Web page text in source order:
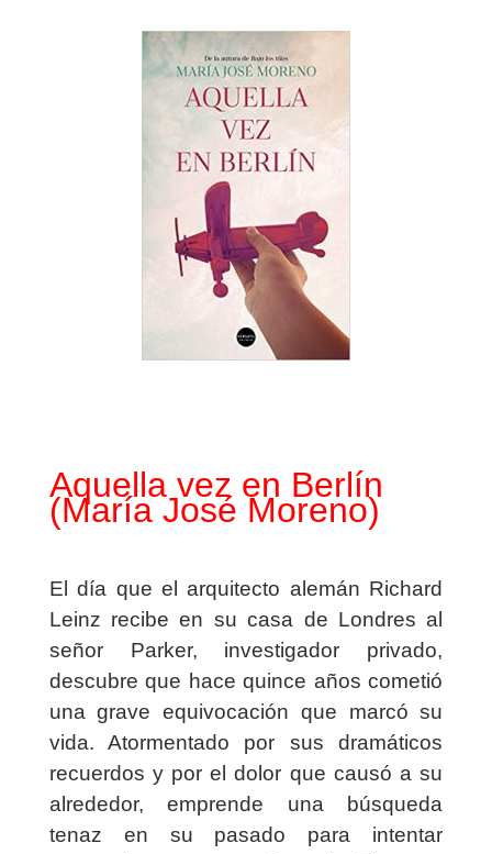
Aquella vez en Berlín
(María José Moreno)
El día que el arquitecto alemán Richard
Leinz recibe en su casa de Londres al
señor Parker, investigador privado,
descubre que hace quince años cometió
una grave equivocación que marcó su
vida. Atormentado por sus dramáticos
recuerdos y por el dolor que causó a su
alrededor, emprende una búsqueda
tenaz en su pasado para intentar